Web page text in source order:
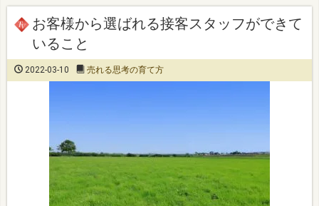
お客様から選ばれる接客スタッフができて
いること
2022-03-10 売れる思考の育て方